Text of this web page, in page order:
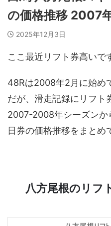
の価格推移 2007
2025年12月3日
ここ最近リフト券高いで
48Rは2008年2月に始め
だが、滑走記録にリフト
2007-2008年シーズンか
日券の価格推移をまとめ
八方尾根のリフ